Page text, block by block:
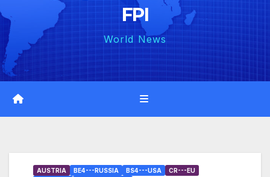
FPI
World News
AUSTRIA BE4---RUSSIA BS4---USA
CR---EU